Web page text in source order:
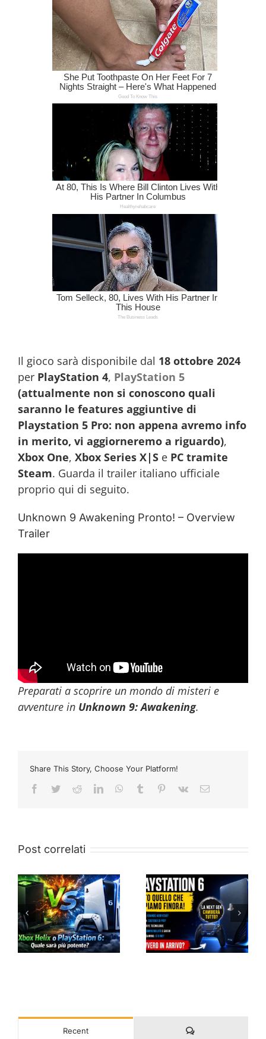
Il gioco sarà disponibile dal 18 ottobre 2024
per PlayStation 4, PlayStation 5
(attualmente non si conoscono quali
saranno le features aggiuntive di
Playstation 5 Pro: non appena avremo info
in merito, vi aggiorneremo a riguardo),
Xbox One, Xbox Series X|S e PC tramite
Steam. Guarda il trailer italiano ufficiale
proprio qui di seguito.
Unknown 9 Awakening Pronto! – Overview
Trailer
Preparati a scoprire un mondo di misteri e
avventure in Unknown 9: Awakening.
Share This Story, Choose Your Platform!
Facebook
TwitterRedditLinkedInWhatsApp
Tumblr Pinterest
Vk Email
Post correlati
Recent Commenti